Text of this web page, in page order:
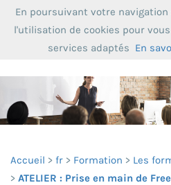
Accueil fr Formation Les
ATELIER : Prise en main de
En poursuivant votre
l'utilisation de cookies pour
services adaptés En